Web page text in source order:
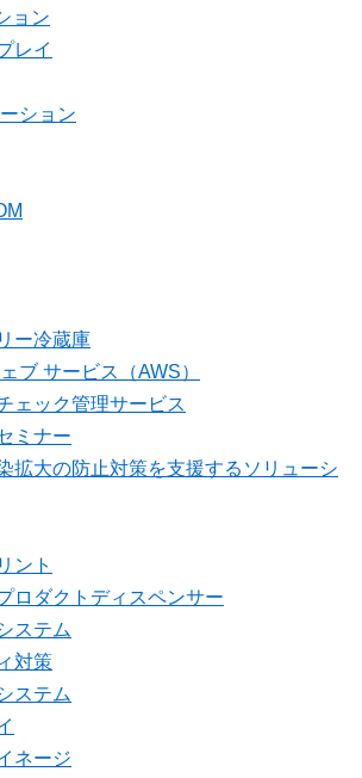
ョン
レイ
ション
ー冷蔵庫
ブ サービス（AWS）
ェック管理サービス
ミナー
拡大の防止対策を支援するソリューシ
ント
ロダクトディスペンサー
ステム
対策
ステム
ネージ